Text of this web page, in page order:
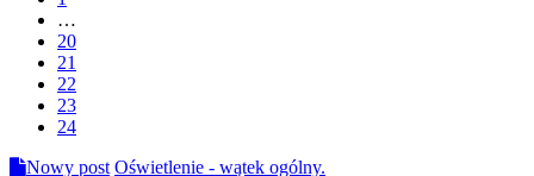
…
20
21
22
23
24
Nowy post Oświetlenie - wątek ogólny.